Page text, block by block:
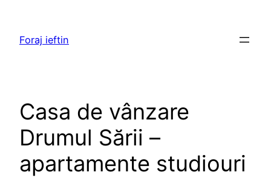
content
Foraj ieftin
Casa de vânzare
Drumul Sării –
apartamente studiouri